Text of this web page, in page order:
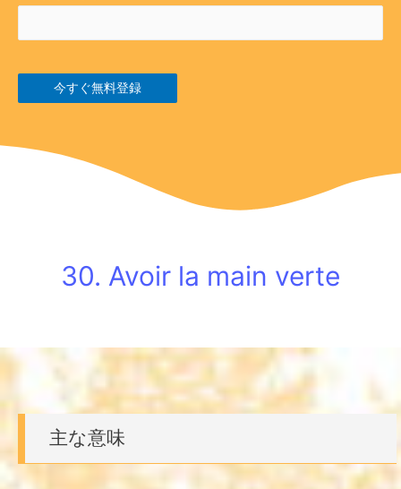
今すぐ無料登録
30. Avoir la main verte
主な意味